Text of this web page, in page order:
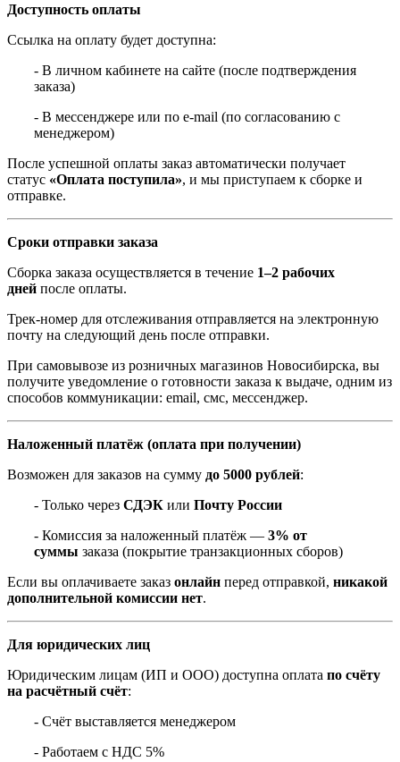
Доступность оплаты
Ссылка на оплату будет доступна:
- В личном кабинете на сайте (после подтверждения
заказа)
- В мессенджере или по e-mail (по согласованию с
менеджером)
После успешной оплаты заказ автоматически получает
статус «Оплата поступила», и мы приступаем к сборке и
отправке.
Сроки отправки заказа
Сборка заказа осуществляется в течение 1–2 рабочих
дней после оплаты.
Трек-номер для отслеживания отправляется на электронную
почту на следующий день после отправки.
При самовывозе из розничных магазинов Новосибирска, вы
получите уведомление о готовности заказа к выдаче, одним из
способов коммуникации: email, смс, мессенджер.
Наложенный платёж (оплата при получении)
Возможен для заказов на сумму до 5000 рублей:
- Только через СДЭК или Почту России
- Комиссия за наложенный платёж — 3% от
суммы заказа (покрытие транзакционных сборов)
Если вы оплачиваете заказ онлайн перед отправкой, никакой
дополнительной комиссии нет.
Для юридических лиц
Юридическим лицам (ИП и ООО) доступна оплата по счёту
на расчётный счёт:
- Счёт выставляется менеджером
- Работаем с НДС 5%